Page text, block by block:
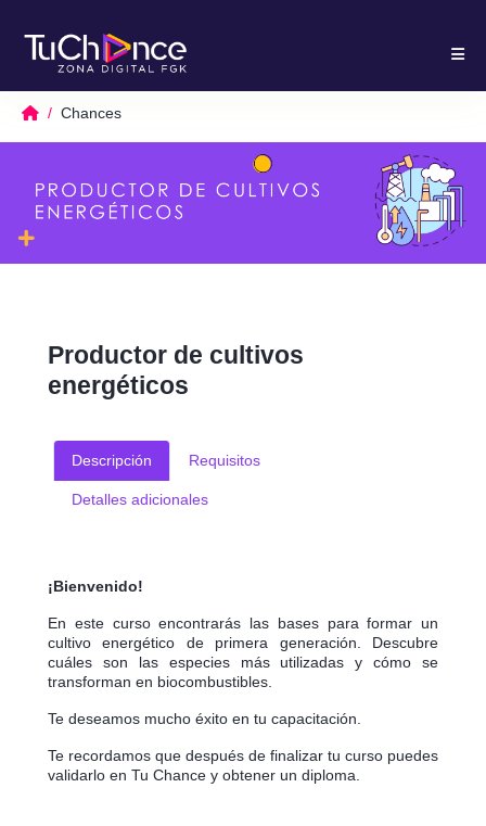
Chances
Productor de cultivos
energéticos
Descripción Requisitos
Detalles adicionales
¡Bienvenido!
En este curso encontrarás las bases para formar un
cultivo energético de primera generación. Descubre
cuáles son las especies más utilizadas y cómo se
transforman en biocombustibles.
Te deseamos mucho éxito en tu capacitación.
Te recordamos que después de finalizar tu curso puedes
validarlo en Tu Chance y obtener un diploma.